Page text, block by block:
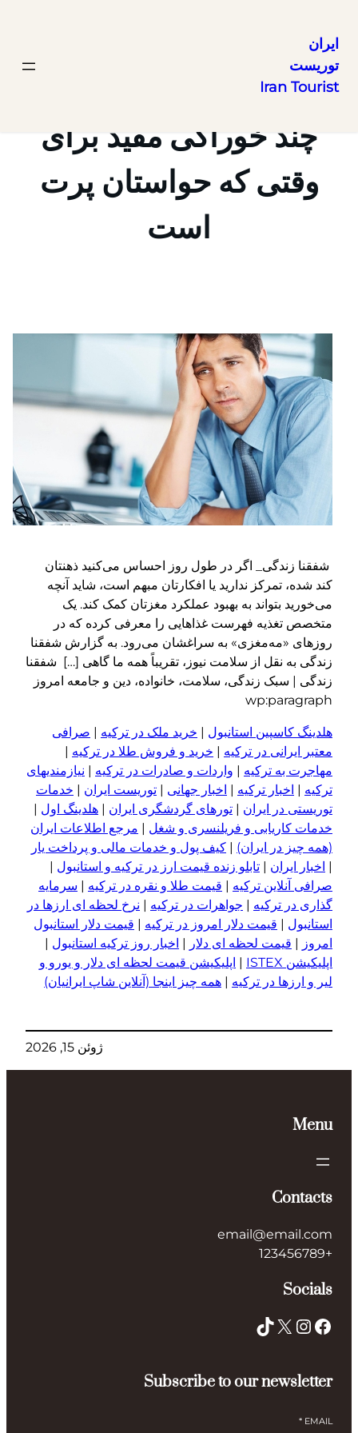
رفتن
ایران
توریست
Iran Tourist
چند خوراکی مفید برای
وقتی که حواستان پرت
است
شفقنا زندگی_ اگر در طول روز احساس می‌کنید ذهنتان
کند شده، تمرکز ندارید یا افکارتان مبهم است، شاید آنچه
می‌خورید بتواند به بهبود عملکرد مغزتان کمک کند. یک
متخصص تغذیه فهرست غذاهایی را معرفی کرده که در
روزهای «مه‌مغزی» به سراغشان می‌رود. به گزارش شفقنا
زندگی به نقل از سلامت نیوز، تقریباً همه ما گاهی […] شفقنا
زندگی | سبک زندگی، سلامت، خانواده، دین و جامعه امروز
wp:paragraph
هلدینگ کاسپین استانبول | خرید ملک در ترکیه | صرافی
معتبر ایرانی در ترکیه | خرید و فروش طلا در ترکیه |
مهاجرت به ترکیه | واردات و صادرات در ترکیه | نیازمندیهای
ترکیه | اخبار ترکیه | اخبار جهانی | توریست ایران | خدمات
توریستی در ایران | تورهای گردشگری ایران | هلدینگ اول |
خدمات کاریابی و فریلنسری و شغل | مرجع اطلاعات ایران
(همه چیز در ایران) | کیف پول و خدمات مالی و پرداخت یار
| اخبار ایران | تابلو زنده قیمت ارز در ترکیه و استانبول |
صرافی آنلاین ترکیه | قیمت طلا و نقره در ترکیه | سرمایه
گذاری در ترکیه | جواهرات در ترکیه | نرخ لحظه ای ارزها در
استانبول | قیمت دلار امروز در ترکیه | قیمت دلار استانبول
امروز | قیمت لحظه ای دلار | اخبار روز ترکیه استانبول |
اپلیکیشن ISTEX
| اپلیکیشن قیمت لحظه ای دلار و یورو و
لیر و ار زها در ترکیه | همه چیز اینجا (آنلاین شاپ ایرانیان)
ژوئن 15, 2026
Menu
Contacts
email@email.com
+123456789
Socials
Facebook
Instagram
X
TikTok
Subscribe to our newsletter
EMAIL
*